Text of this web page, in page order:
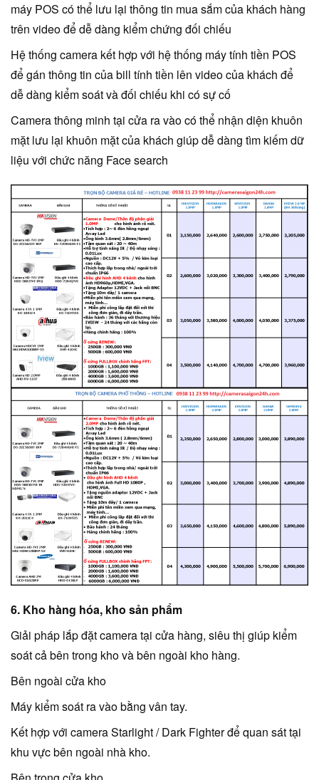
máy POS có thể lưu lại thông tin mua sắm của khách hàng
trên video để dễ dàng kiểm chứng đối chiếu
Hệ thống camera kết hợp với hệ thống máy tính tiền POS
để gán thông tin của bill tính tiền lên video của khách để
dễ dàng kiểm soát và đối chiếu khi có sự cố
Camera thông minh tại cửa ra vào có thể nhận diện khuôn
mặt lưu lại khuôn mặt của khách giúp dễ dàng tìm kiếm dữ
liệu với chức năng Face search
6. Kho hàng hóa, kho sản phẩm
Giải pháp lắp đặt camera tại cửa hàng, siêu thị giúp kiểm
soát cả bên trong kho và bên ngoài kho hàng.
Bên ngoài cửa kho
Máy kiểm soát ra vào bằng vân tay.
Kết hợp với camera Starlight / Dark Fighter để quan sát tại
khu vực bên ngoài nhà kho.